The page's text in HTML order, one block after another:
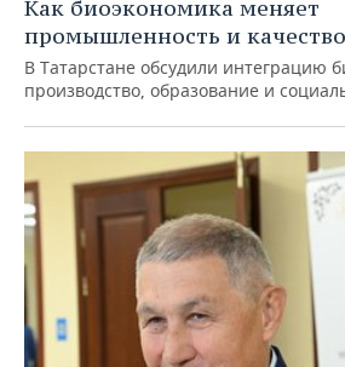
Как биоэкономика меняет
промышленность и
В Татарстане обсудили интеграцию
производство, образование и